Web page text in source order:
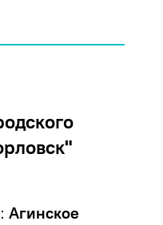
Агинское